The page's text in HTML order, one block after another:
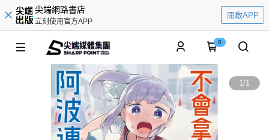
尖端網路書店
立刻使用官方APP
開啟APP
0
1/1